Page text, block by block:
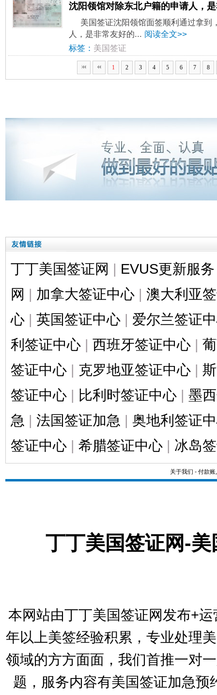
沈阳领馆对除东北户籍的申请人，
美国签证沈阳领馆面签顺利通过拿到
人，是非常友好的... 阅读全文>>
标签： 美国签证
1 2 3 4 5 6 7 8
丁丁美国签证网 | EVUS更新服务
网 | 加拿大签证中心 | 澳大利亚
心 | 英国签证中心 | 爱尔兰签证
利签证中心 | 西班牙签证中心 |
签证中心 | 克罗地亚签证中心 |
签证中心 | 比利时签证中心 | 墨
急 | 法国签证加急 | 奥地利签证
签证中心 | 希腊签证中心 | 冰岛
关于我们 - 付款账
丁丁美国签证网-
本网站由丁丁美国签证网发布+
年以上美签经验积累，专业处理
领域的方方面面，我们首推一对
题，服务内容有美国签证加急